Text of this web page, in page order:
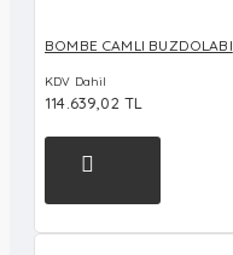
BOMBE CAMLI BUZDOLABI
KDV Dahil
114.639,02 TL